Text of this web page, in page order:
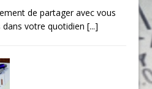
de partager avec vous
dans votre quotidien[...]